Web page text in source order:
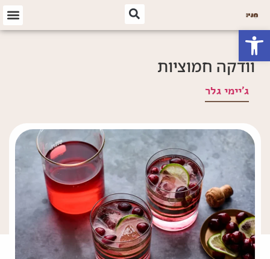
פתח סרגל נגישות
וודקה חמוציות
ג'יימי גלר